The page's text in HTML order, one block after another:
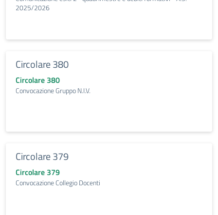
2025/2026
Circolare 380
Circolare 380
Convocazione Gruppo N.I.V.
Circolare 379
Circolare 379
Convocazione Collegio Docenti